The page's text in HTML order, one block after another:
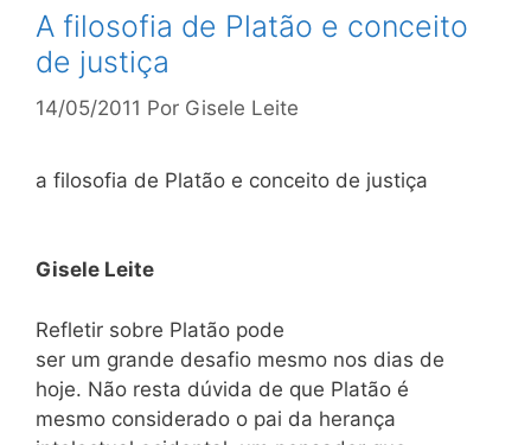
A filosofia de Platão e conceito
de justiça
14/05/2011 Por Gisele Leite
a filosofia de Platão e conceito de justiça
Gisele Leite
Refletir sobre Platão pode
ser um grande desafio mesmo nos dias de
hoje. Não resta dúvida de que Platão é
mesmo considerado o pai da herança